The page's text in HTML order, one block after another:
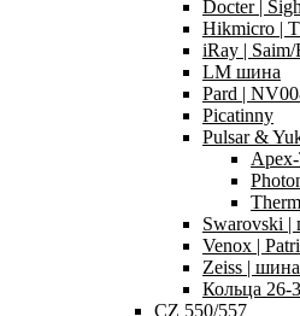
Docter |
Hikmicro |
iRay |
LM шина
Pard |
Picatinny
Pulsar &
Swarovski |
Venox |
Zeiss |
Кольца 26-
CZ 550/557